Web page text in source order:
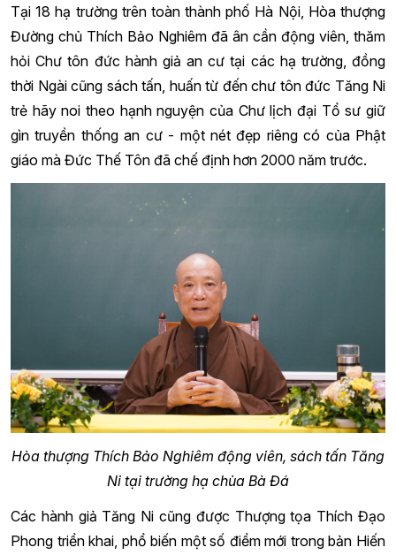
Tại 18 hạ trường trên toàn thành phố Hà Nội, Hòa thượng
Đường chủ Thích Bảo Nghiêm đã ân cần động viên, thăm
hỏi Chư tôn đức hành giả an cư tại các hạ trường, đồng
thời Ngài cũng sách tấn, huấn từ đến chư tôn đức Tăng Ni
trẻ hãy noi theo hạnh nguyện của Chư lịch đại Tổ sư giữ
gìn truyền thống an cư - một nét đẹp riêng có của Phật
giáo mà Đức Thế Tôn đã chế định hơn 2000 năm trước.
Hòa thượng Thích Bảo Nghiêm động viên, sách tấn Tăng
Ni tại trường hạ chùa Bà Đá
Các hành giả Tăng Ni cũng được Thượng tọa Thích Đạo
Phong triển khai, phổ biến một số điểm mới trong bản Hiến